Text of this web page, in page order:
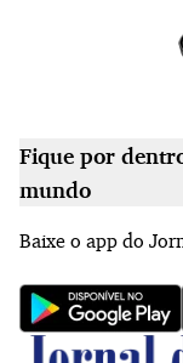
Fique por
mundo
Baixe o app do